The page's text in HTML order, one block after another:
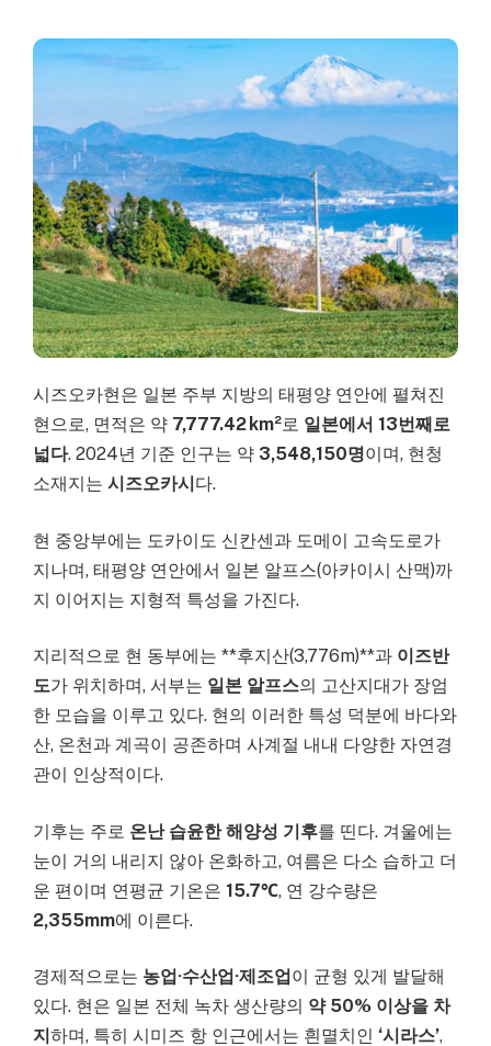
시즈오카현은 일본 주부 지방의 태평양 연안에 펼쳐진
현으로, 면적은 약 7,777.42 km²로 일본에서 13번째로
넓다. 2024년 기준 인구는 약 3,548,150명이며, 현청
소재지는 시즈오카시다.
현 중앙부에는 도카이도 신칸센과 도메이 고속도로가
지나며, 태평양 연안에서 일본 알프스(아카이시 산맥)까
지 이어지는 지형적 특성을 가진다.
지리적으로 현 동부에는 **후지산(3,776m)**과 이즈반
도가 위치하며, 서부는 일본 알프스의 고산지대가 장엄
한 모습을 이루고 있다. 현의 이러한 특성 덕분에 바다와
산, 온천과 계곡이 공존하며 사계절 내내 다양한 자연경
관이 인상적이다.
기후는 주로 온난 습윤한 해양성 기후를 띤다. 겨울에는
눈이 거의 내리지 않아 온화하고, 여름은 다소 습하고 더
운 편이며 연평균 기온은 15.7℃, 연 강수량은
2,355mm에 이른다.
경제적으로는 농업·수산업·제조업 이 균형 있게 발달해
있다. 현은 일본 전체 녹차 생산량의 약 50% 이상을 차
지 하며, 특히 시미즈 항 인근에서는 흰멸치인 ‘시라스’,